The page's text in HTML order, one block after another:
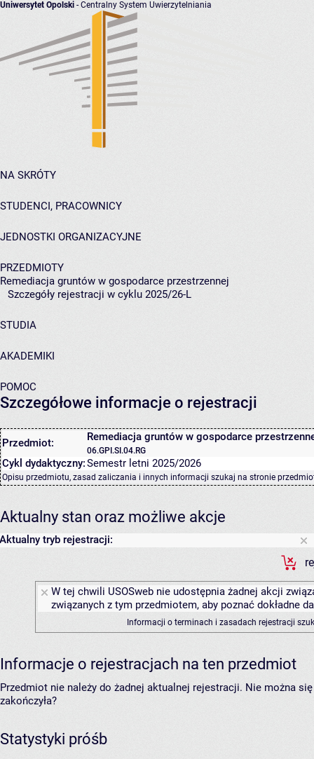
Uniwersytet Opolski - Centralny System Uwierzytelniania
NA SKRÓTY
STUDENCI, PRACOWNICY
JEDNOSTKI ORGANIZACYJNE
PRZEDMIOTY
Remediacja gruntów w gospodarce przestrzennej
Szczegóły rejestracji w cyklu 2025/26-L
STUDIA
AKADEMIKI
POMOC
Szczegółowe informacje o rejestracji
Przedmiot: Remediacja gruntów w gospodarce
06.GPI.SI.04.RG
Cykl dydaktyczny:Semestr letni 2025/2026
Opisu przedmiotu, zasad zaliczania i innych informacji szukaj na stronie
Aktualny stan oraz możliwe akcje
Aktualny tryb rejestracji:
W tej chwili USOSweb nie udostępnia żadnej akcji
związanych z tym przedmiotem, aby poznać dokładne
Informacji o terminach i zasadach rejestracji
Informacje o rejestracjach na ten przedmiot
Przedmiot nie należy do żadnej aktualnej rejestracji. Nie można
zakończyła?
Statystyki próśb